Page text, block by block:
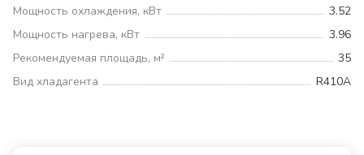
Мощность охлаждения, кВт
3.52
Мощность нагрева, кВт
3.96
Рекомендуемая площадь, м²
35
Вид хладагента
R410A